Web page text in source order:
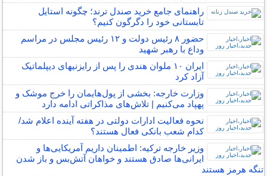
راهنمای جامع خرید صندل ترند؛ چگونه استایل
تابستانی خود را دگرگون کنیم؟
حضور ۸ رئیس دولت و ۱۲ رئیس مجلس در مراسم
وداع با رهبر شهید
ایران ۱۰ ملوان هندی را پس از رایزنیهای دیپلماتیک
آزاد کرد
وزارت خارجه: بخشی از پول‌هایمان را خرج موشک و
پهپاد می‌کنیم | تلاش‌های مذاکراتی ادامه دارد
نحوه فعالیت ادارات دولتی در هفته آینده اعلام شد/
کدام شعب بانکی فعال هستند؟
وزیر خارجه ترکیه: اطمینان داریم آمریکایی‌ها و
ایرانی‌ها صادق هستند و خواهان آتش‌بس و باز شدن
تنگه هرمز هستند